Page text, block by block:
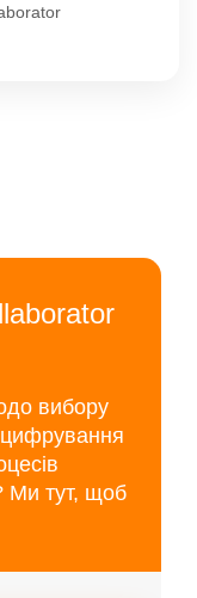
вибору
Ми тут, щоб